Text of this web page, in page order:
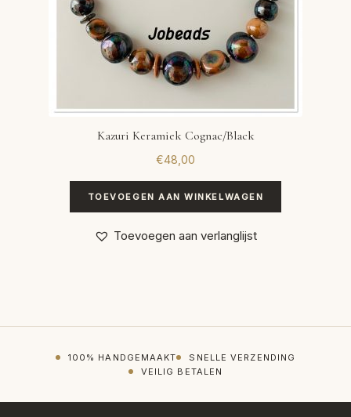
Kazuri Keramiek Cognac/Black
€48,00
TOEVOEGEN AAN WINKELWAGEN
Toevoegen aan verlanglijst
100% HANDGEMAAKT
SNELLE VERZENDING
VEILIG BETALEN